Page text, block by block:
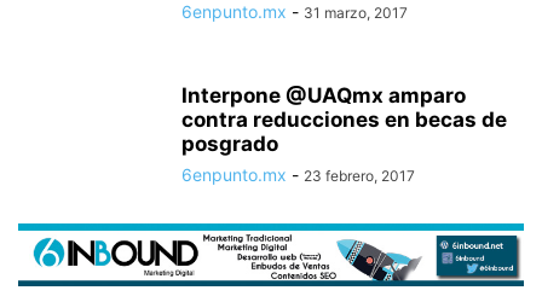
6enpunto.mx - 31 marzo, 2017
Interpone @UAQmx amparo
contra reducciones en becas de
posgrado
6enpunto.mx - 23 febrero, 2017